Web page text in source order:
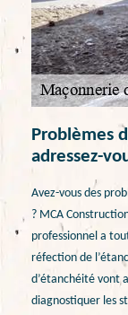
Problèmes
adressez-
Avez-vous des
? MCA
professionnel a
réfection de
d’étanchéité vont
diagnostiquer les